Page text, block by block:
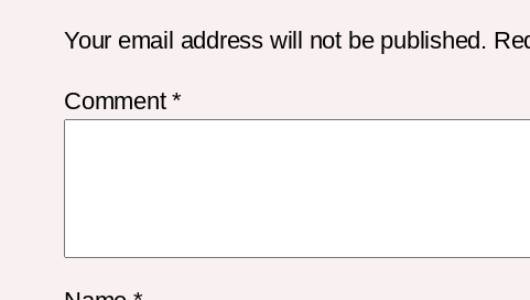
Your email address will not be published.
Comment*